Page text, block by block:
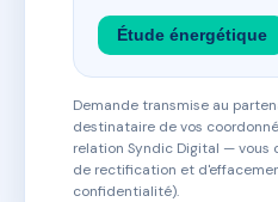
Étude énergétique
Demande transmise au
destinataire de vos
relation Syndic Digital — vous
de rectification et
confidentialité).